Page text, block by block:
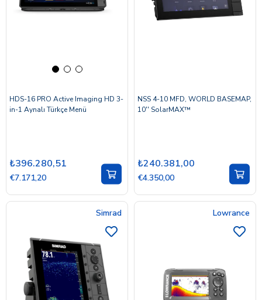
HDS-16 PRO Active Imaging HD 3-
in-1 Aynalı Türkçe Menü
₺396.280,51
€7.171,20
NSS 4-10 MFD, WORLD BASEMAP,
10'' SolarMAX™
₺240.381,00
€4.350,00
Simrad Lowrance